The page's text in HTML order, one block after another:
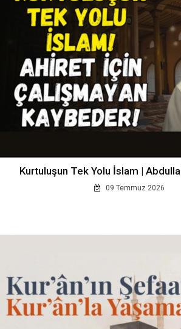
Kurtuluşun Tek Yolu İslam |
09 Temmuz 2026